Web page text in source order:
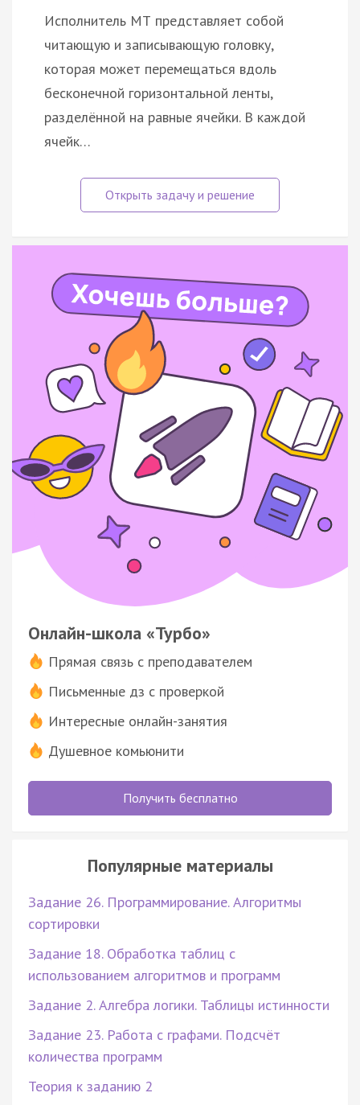
Исполнитель МТ представляет собой
читающую и записывающую головку,
которая может перемещаться вдоль
бесконечной горизонтальной ленты,
разделённой на равные ячейки. В каждой
ячейк…
Онлайн-школа «Турбо»
Прямая связь с преподавателем
Письменные дз с проверкой
Интересные онлайн-занятия
Душевное комьюнити
Получить бесплатно
Популярные материалы
Задание 26. Программирование. Алгоритмы
сортировки
Задание 18. Обработка таблиц с
использованием алгоритмов и программ
Задание 2. Алгебра логики. Таблицы истинности
Задание 23. Работа с графами. Подсчёт
количества программ
Теория к заданию 2